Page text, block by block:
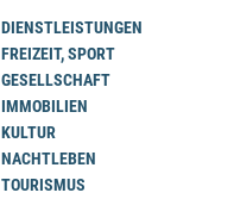
DIENSTLEISTUNGEN
FREIZEIT, SPORT
GESELLSCHAFT
IMMOBILIEN
KULTUR
NACHTLEBEN
TOURISMUS